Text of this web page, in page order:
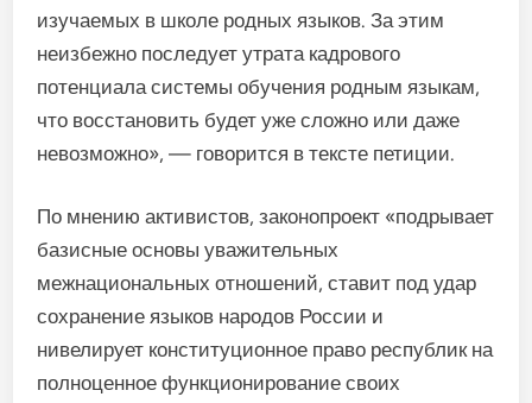
изучаемых в школе родных языков. За этим
неизбежно последует утрата кадрового
потенциала системы обучения родным языкам,
что восстановить будет уже сложно или даже
невозможно», — говорится в тексте петиции.
По мнению активистов, законопроект «подрывает
базисные основы уважительных
межнациональных отношений, ставит под удар
сохранение языков народов России и
нивелирует конституционное право республик на
полноценное функционирование своих